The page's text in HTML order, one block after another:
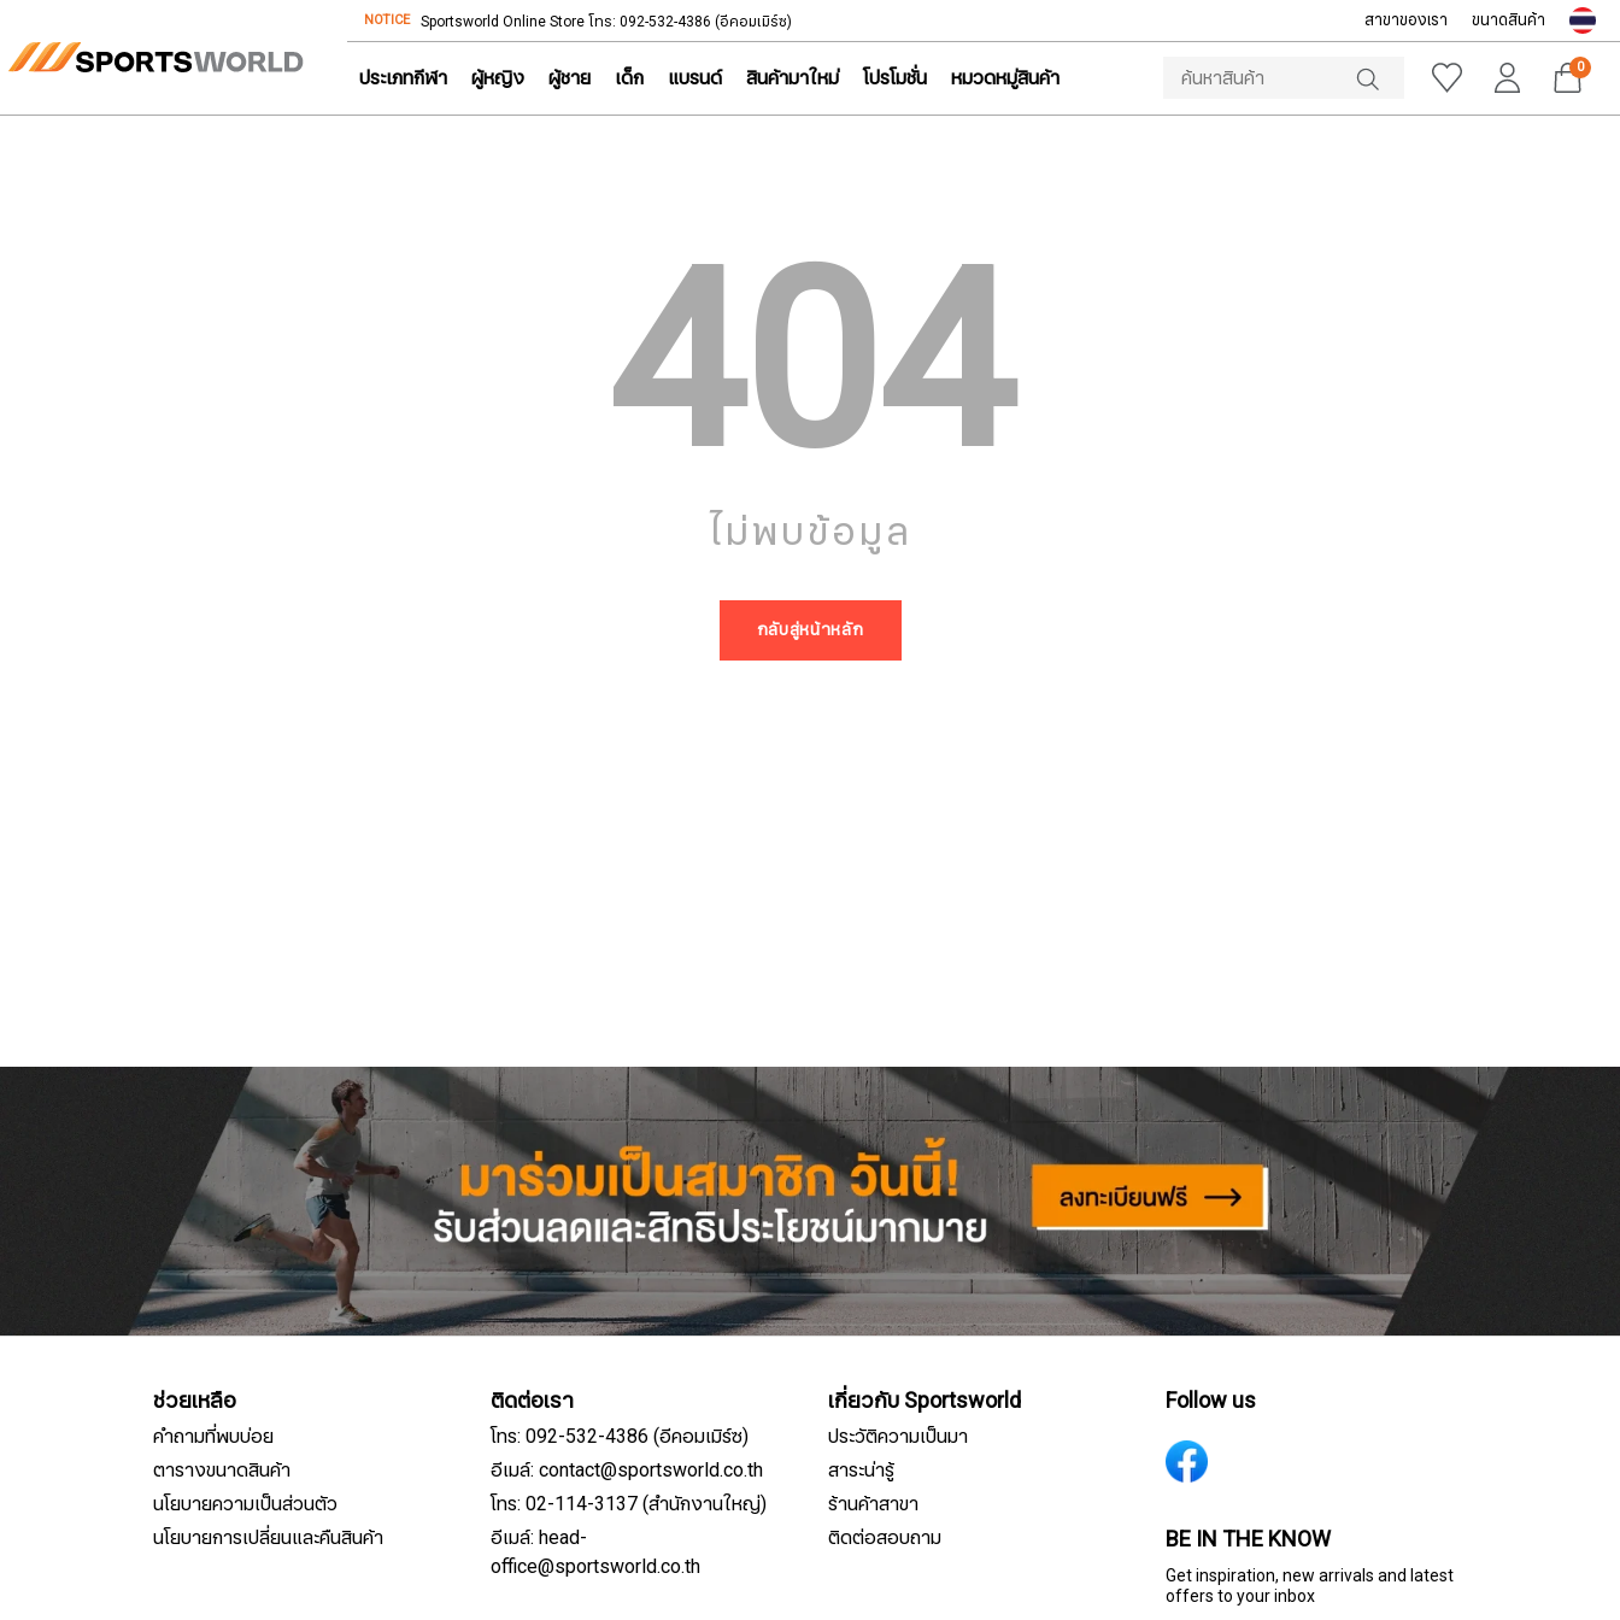
NOTICE Sportsworld Online Store โทร: 092-532-4386 (อีคอมเมิร์ซ) NOTICE Sportsworld
สาขาของเรา ขนาดสินค้า
ประเภทกีฬา ผู้หญิง ผู้ชาย เด็ก แบรนด์ สินค้ามาใหม่ โปรโมชั่น หมวดหมู่สินค้า 0
404
ไม่พบข้อมูล
กลับสู่หน้าหลัก
ช่วยเหลือ
คำถามที่พบบ่อย
ตารางขนาดสินค้า
นโยบายความเป็นส่วนตัว
นโยบายการเปลี่ยนและคืนสินค้า
ติดต่อเรา
โทร: 092-532-4386 (อีคอมเมิร์ซ)
อีเมล์: contact@sportsworld.co.th
โทร: 02-114-3137 (สำนักงานใหญ่)
อีเมล์: head-
office@sportsworld.co.th
เกี่ยวกับ Sportsworld
ประวัติความเป็นมา
สาระน่ารู้
ร้านค้าสาขา
ติดต่อสอบถาม
Follow us
BE IN THE KNOW
Get inspiration, new arrivals and latest
offers to your inbox
สมัครรับจดหมายข่าว